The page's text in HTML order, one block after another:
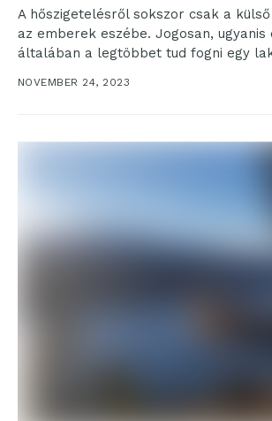
A hőszigetelésről sokszor csak a
az emberek eszébe. Jogosan, ugyanis
általában a legtöbbet tud fogni egy
NOVEMBER 24, 2023